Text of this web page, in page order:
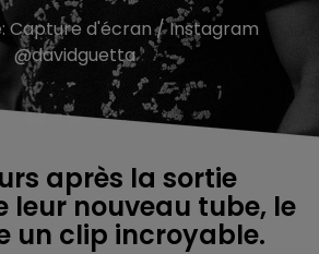
Capture d'écran / Instagram
@davidguetta
après la sortie
leur nouveau tube, le
un clip incroyable.